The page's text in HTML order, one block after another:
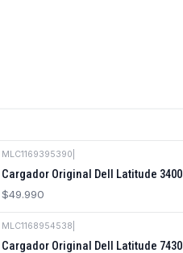
MLC1169395390
Cargador Original Dell Latitude 3400
$49.990
MLC1168954538
Cargador Original Dell Latitude 7430